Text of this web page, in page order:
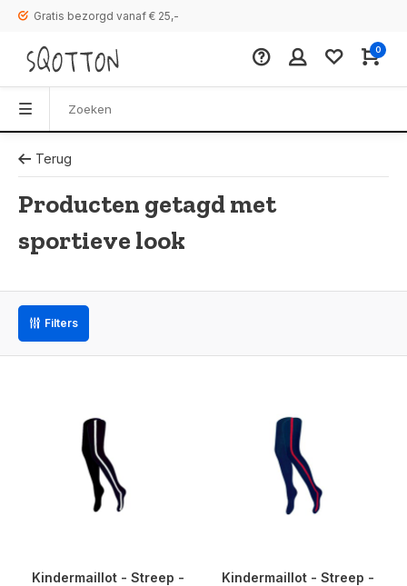
Gratis bezorgd vanaf € 25,-
0
Terug
Producten getagd met
sportieve look
Filters
Kindermaillot - Streep -
Kindermaillot - Streep -